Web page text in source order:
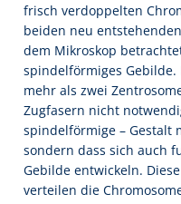
frisch verdoppelten
beiden neu
dem Mikroskop
spindelförmiges
mehr als zwei
Zugfasern nicht
spindelförmige – Gestalt
sondern dass sich auch
Gebilde entwickeln.
verteilen die